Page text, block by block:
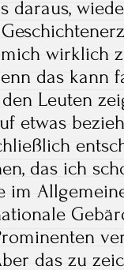
daraus,
wirklich
das kann
Leuten
etwas
das ich
im
das zu